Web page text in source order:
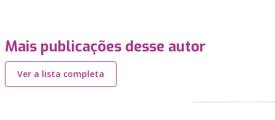
Mais publicações desse autor
Ver a lista completa